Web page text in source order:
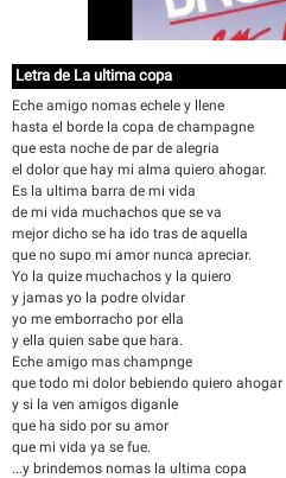
Letra de La ultima copa
Eche amigo nomas echele y llene
hasta el borde la copa de champagne
que esta noche de par de alegria
el dolor que hay mi alma quiero ahogar.
Es la ultima barra de mi vida
de mi vida muchachos que se va
mejor dicho se ha ido tras de aquella
que no supo mi amor nunca apreciar.
Yo la quize muchachos y la quiero
y jamas yo la podre olvidar
yo me emborracho por ella
y ella quien sabe que hara.
Eche amigo mas champnge
que todo mi dolor bebiendo quiero ahogar
y si la ven amigos diganle
que ha sido por su amor
que mi vida ya se fue.
...y brindemos nomas la ultima copa